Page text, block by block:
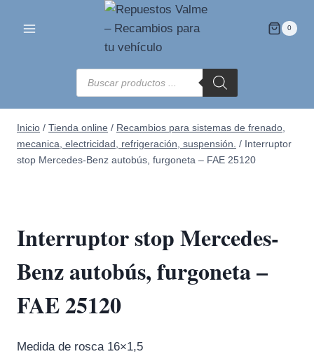
0
Búsqueda
de
productos
Inicio / Tienda online / Recambios para sistemas de frenado,
mecanica, electricidad, refrigeración, suspensión. / Interruptor
stop Mercedes-Benz autobús, furgoneta – FAE 25120
Interruptor stop Mercedes-
Benz autobús, furgoneta –
FAE 25120
Medida de rosca 16×1,5